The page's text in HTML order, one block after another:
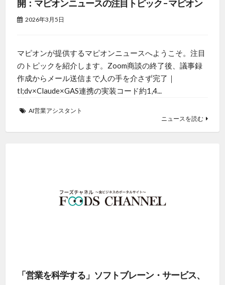
開：マピオンニュースの注目トピック – マピオン
2026年3月5日
マピオンが提供するマピオンニュースへようこそ。注目
のトピックを紹介します。Zoom商談の終了後、議事録
作成からメール送信まで人の手を介さず完了｜
tl;dv×Claude×GAS連携の実装コード約1,4...
AI営業アシスタント
ニュースを読む
「営業を科学する」ソフトブレーン・サービス、